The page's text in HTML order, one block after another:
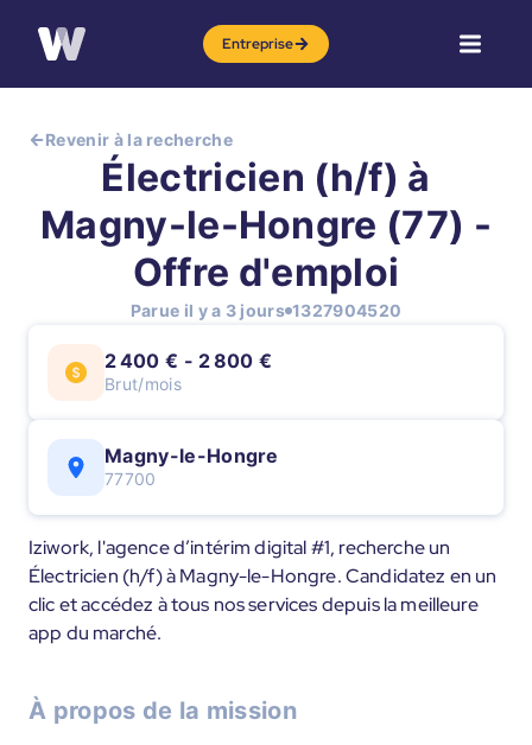
Entreprise
Revenir à la recherche
Électricien (h/f) à
Magny-le-Hongre (77) -
Offre d'emploi
Parue il y a 3 jours 1327904520
2 400 € - 2 800 €
Brut/mois
Magny-le-Hongre
77700
Iziwork, l'agence d’intérim digital #1, recherche un
Électricien (h/f) à Magny-le-Hongre. Candidatez en un
clic et accédez à tous nos services depuis la meilleure
app du marché.
À propos de la mission